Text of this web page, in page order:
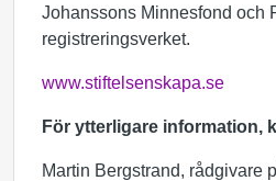
Johanssons Minnesfond och
registreringsverket.
www.stiftelsenskapa.se
För ytterligare information,
Martin Bergstrand, rådgivare